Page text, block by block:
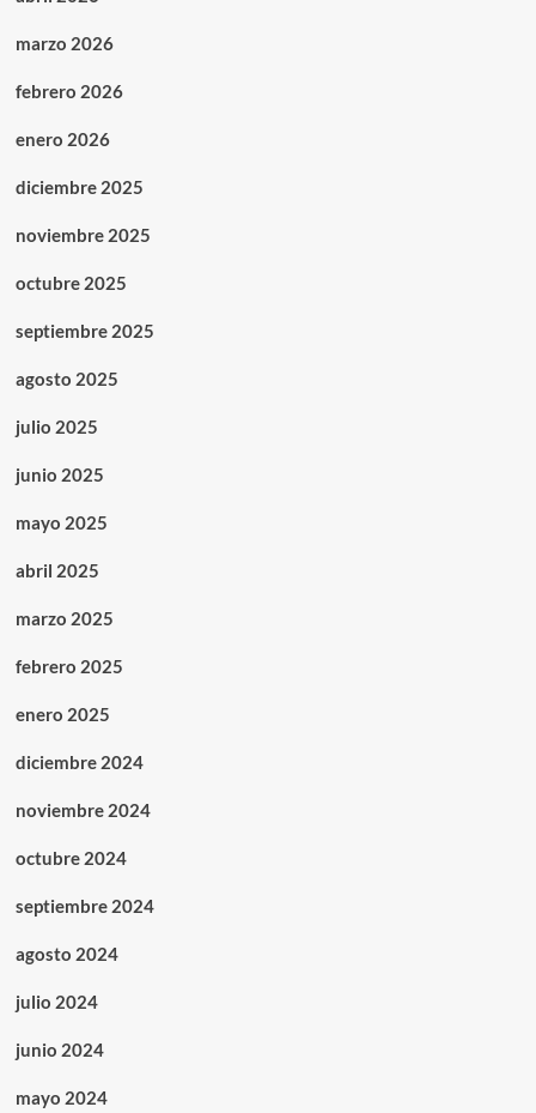
marzo 2026
febrero 2026
enero 2026
diciembre 2025
noviembre 2025
octubre 2025
septiembre 2025
agosto 2025
julio 2025
junio 2025
mayo 2025
abril 2025
marzo 2025
febrero 2025
enero 2025
diciembre 2024
noviembre 2024
octubre 2024
septiembre 2024
agosto 2024
julio 2024
junio 2024
mayo 2024